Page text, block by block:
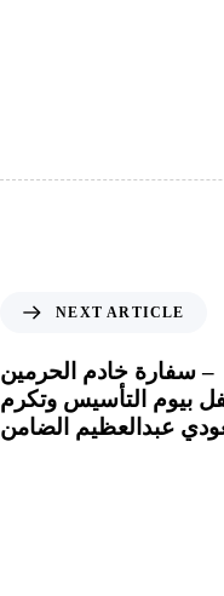
NEXT ARTICLE
سفارة خادم الحرمين
بيوم التأسيس وتكرم
عبدالعظيم الضامن